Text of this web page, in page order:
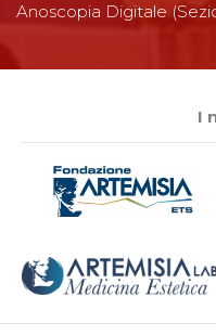
Anoscopia Digitale
I